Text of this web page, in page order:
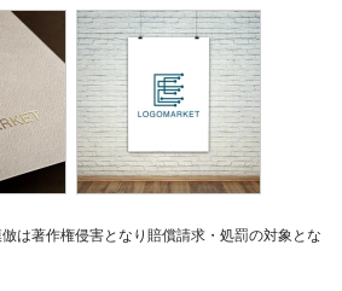
は著作権侵害となり賠償請求・処罰の対象とな